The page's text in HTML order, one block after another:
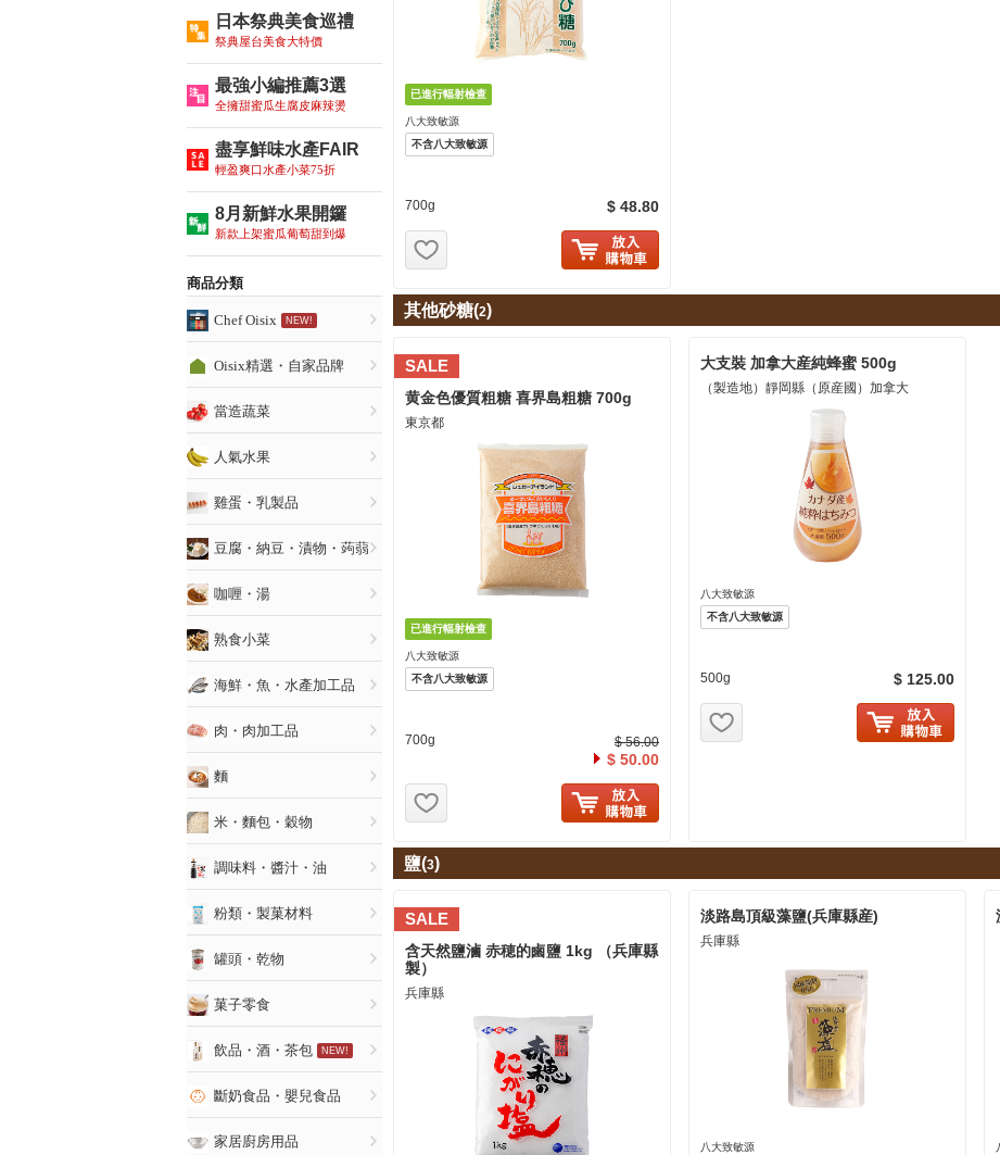
日本祭典美食巡禮
祭典屋台美食大特價
最強小編推薦3選
全擁甜蜜瓜生腐皮麻辣燙
盡享鮮味水產FAIR
輕盈爽口水產小菜75折
8月新鮮水果開鑼
新款上架蜜瓜葡萄甜到爆
商品分類
Chef Oisix NEW!
Oisix精選・自家品牌
當造蔬菜
人氣水果
雞蛋・乳製品
豆腐・納豆・漬物・蒟蒻
咖喱・湯
熟食小菜
海鮮・魚・水產加工品
肉・肉加工品
麵
米・麵包・穀物
調味料・醬汁・油
粉類・製菓材料
罐頭・乾物
菓子零食
飲品・酒・茶包 NEW!
斷奶食品・嬰兒食品
家居廚房用品
八大致敏源
不含八大致敏源
700g $ 48.80
其他砂糖(2)
SALE
黄金色優質粗糖 喜界島粗糖 700g
東京都
八大致敏源
不含八大致敏源
700g $ 56.00
$ 50.00
大支裝 加拿大産純蜂蜜 500g
（製造地）靜岡縣（原産國）加拿大
八大致敏源
不含八大致敏源
500g $ 125.00
鹽(3)
SALE
含天然鹽滷 赤穂的鹵鹽 1kg （兵庫縣
製）
兵庫縣
淡路島頂級藻鹽(兵庫縣産)
兵庫縣
八大致敏源